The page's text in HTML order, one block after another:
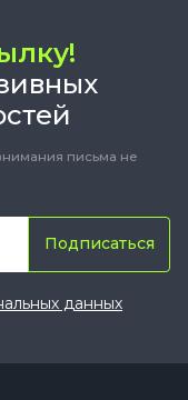
письма не
Подписаться
данных